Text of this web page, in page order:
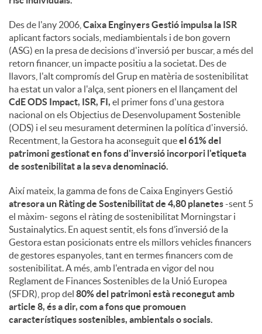
Des de l'any 2006, Caixa Enginyers Gestió impulsa la ISR
aplicant factors socials, mediambientals i de bon govern
(ASG) en la presa de decisions d'inversió per buscar, a més del
retorn financer, un impacte positiu a la societat. Des de
llavors, l'alt compromís del Grup en matèria de sostenibilitat
ha estat un valor a l'alça, sent pioners en el llançament del
CdE ODS Impact, ISR, FI, el primer fons d'una gestora
nacional on els Objectius de Desenvolupament Sostenible
(ODS) i el seu mesurament determinen la política d'inversió.
Recentment, la Gestora ha aconseguit queel 61% del
patrimoni gestionat en fons d'inversió incorpori l'etiqueta
de sostenibilitat a la seva denominació.
Així mateix, la gamma de fons de Caixa Enginyers Gestió
atresora un Ràting de Sostenibilitat de 4,80 planetes-sent 5
el màxim- segons el ràting de sostenibilitat Morningstar i
Sustainalytics. En aquest sentit, els fons d’inversió de la
Gestora estan posicionats entre els millors vehicles financers
de gestores espanyoles, tant en termes financers com de
sostenibilitat. A més, amb l'entrada en vigor del nou
Reglament de Finances Sostenibles de la Unió Europea
(SFDR), prop del 80% del patrimoni està reconegut amb
article 8, és a dir, com a fons que promouen
característiques sostenibles, ambientals o socials.